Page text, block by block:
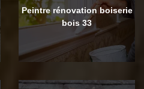
Peintre rénovation boiserie
bois 33